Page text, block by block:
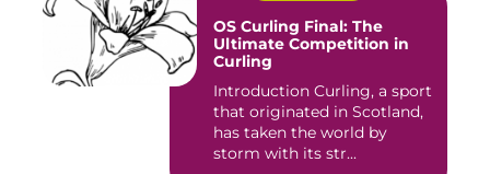
OS Curling Final: The
Ultimate Competition in
Curling
Introduction Curling, a sport
that originated in Scotland,
has taken the world by
storm with its str...